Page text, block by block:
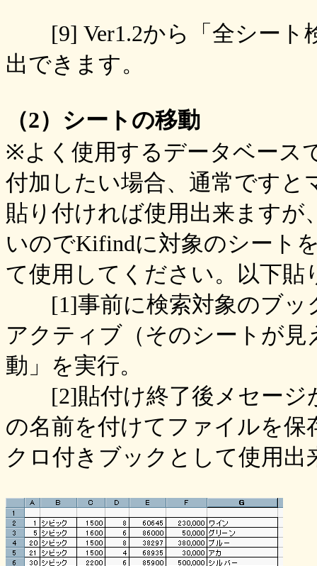
[9] Ver1.2から「全シート
出できます。
（2）シートの移動
※よく使用するデータベース
付加したい場合、通常です
貼り付ければ使用出来ます
いのでKifindに対象のシート
て使用してください。以下貼
[1]事前に検索対象のブッ
アクティブ（そのシートが
動」を実行。
[2]貼付け終了後メセージ
の名前を付けてファイルを
クロ付きブックとして使用出